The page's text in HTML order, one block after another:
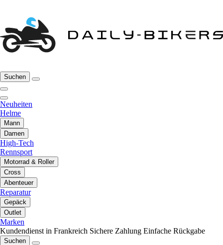
Suchen
Neuheiten
Helme
Mann
Damen
High-Tech
Rennsport
Motorrad & Roller
Cross
Abenteuer
Reparatur
Gepäck
Outlet
Marken
Kundendienst in Frankreich Sichere Zahlung Einfache Rückgabe
Suchen